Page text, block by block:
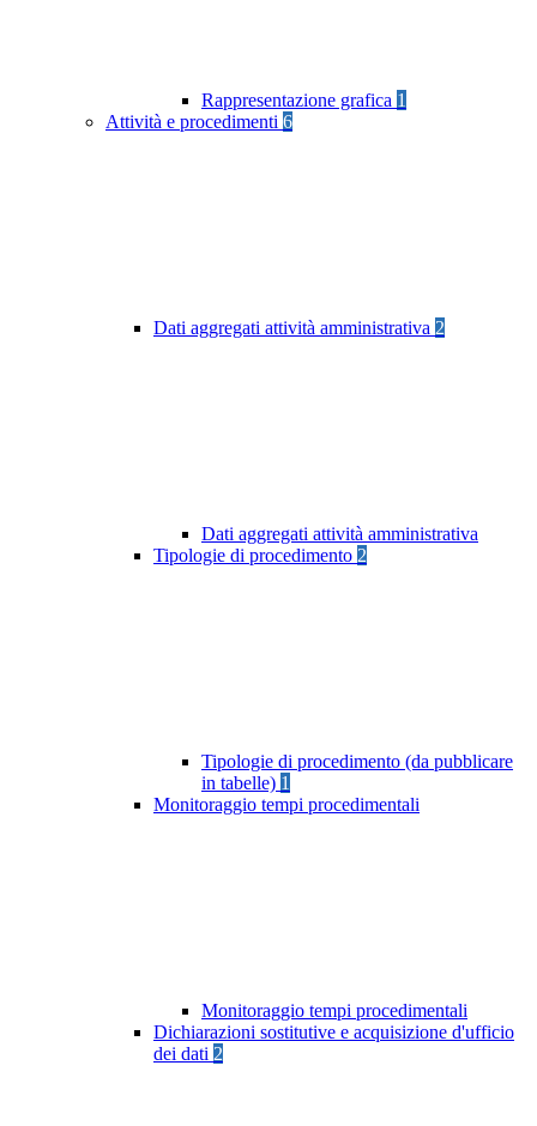
Rappresentazione grafica 1
Attività e procedimenti 6
Dati aggregati attività amministrativa 2
Dati aggregati attività amministrativa
Tipologie di procedimento 2
Tipologie di procedimento (da pubblicare
in tabelle) 1
Monitoraggio tempi procedimentali
Monitoraggio tempi procedimentali
Dichiarazioni sostitutive e acquisizione d'ufficio
dei dati 2